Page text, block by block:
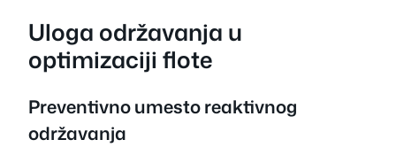
Uloga održavanja u
optimizaciji flote
Preventivno umesto reaktivnog
održavanja